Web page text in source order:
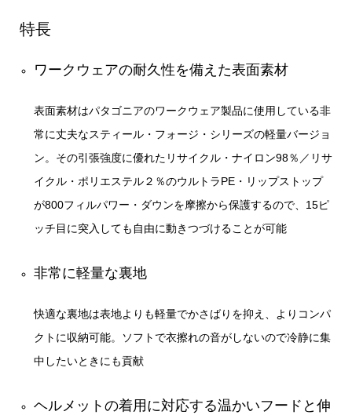
特長
ワークウェアの耐久性を備えた表面素材
表面素材はパタゴニアのワークウェア製品に使用している非
常に丈夫なスティール・フォージ・シリーズの軽量バージョ
ン。その引張強度に優れたリサイクル・ナイロン98％／リサ
イクル・ポリエステル２％のウルトラPE・リップストップ
が800フィルパワー・ダウンを摩擦から保護するので、15ピ
ッチ目に突入しても自由に動きつづけることが可能
非常に軽量な裏地
快適な裏地は表地よりも軽量でかさばりを抑え、よりコンパ
クトに収納可能。ソフトで衣擦れの音がしないので冷静に集
中したいときにも貢献
ヘルメットの着用に対応する温かいフードと伸